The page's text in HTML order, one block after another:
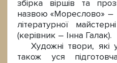
збірка віршів та
назвою «Мореслово» –
літературної
(керівник – Інна Галак).
Художні твори, які
також уся